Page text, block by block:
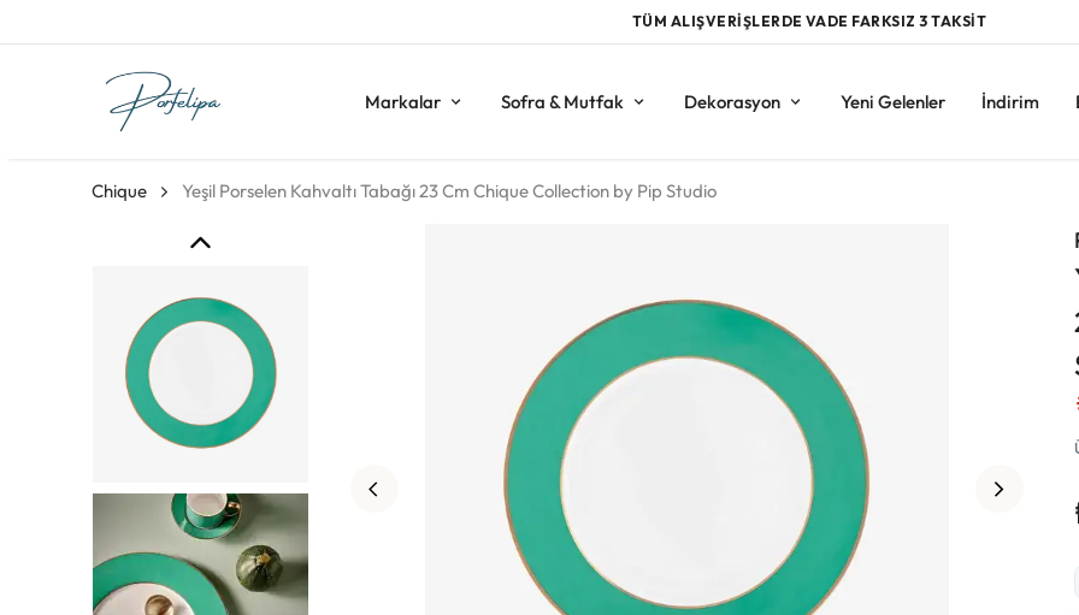
TÜM ALIŞVERİŞLERDE VADE FARKSIZ 3 TAKSİT
Markalar Sofra & Mutfak Dekorasyon Yeni Gelenler İndirim
Chique Yeşil Porselen Kahvaltı Tabağı 23 Cm Chique Collection by Pip Studio